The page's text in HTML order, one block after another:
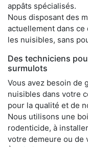
appâts spécialisés.
Nous disposant des
actuellement dans
les nuisibles, sans
Des techniciens
surmulots
Vous avez besoin de
nuisibles dans votre
pour la qualité et de
Nous utilisons une
rodenticide, à
votre demeure ou de